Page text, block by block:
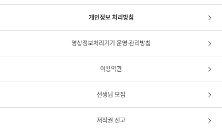
개인정보 처리방침
영상정보처리기기 운영·관리방침
이용약관
선생님 모집
저작권 신고